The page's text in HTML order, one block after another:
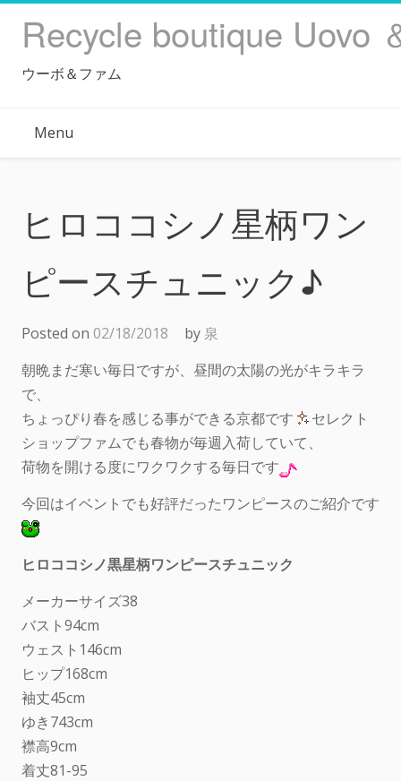
Recycle boutique Uovo
ウーボ＆ファム
Menu
ヒロココシノ星柄ワン
ピースチュニック♪
Posted on 02/18/2018 by 泉
朝晩まだ寒い毎日ですが、昼間の太陽の光がキラキラ
で、
ちょっぴり春を感じる事ができる京都です
セレクト
ショップファムでも春物が毎週入荷していて、
荷物を開ける度にワクワクする毎日です
今回はイベントでも好評だったワンピースのご紹介です
ヒロココシノ黒星柄ワンピースチュニック
メーカーサイズ38
バスト94cm
ウェスト146cm
ヒップ168cm
袖丈45cm
ゆき743cm
襟高9cm
着丈81-95